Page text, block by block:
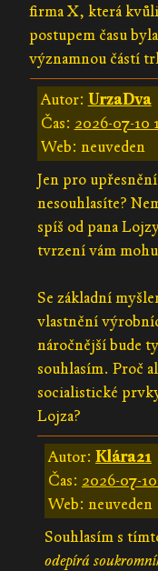
firma X, která
postupem času
významnou částí
Autor: UrzaDva
Čas: 2026-07-10
Web: neuveden
Jen pro
nesouhlasíte?
spíš od pana
tvrzení vám
Se základní
vlastnění
náročnější bude
souhlasím. Proč
socialistické
Lojza?
Autor: Klára21
Čas: 2026-07-
Web: neuveden
Souhlasím s
odepírá